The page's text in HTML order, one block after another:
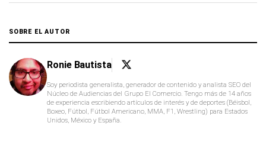
SOBRE EL AUTOR
Ronie Bautista
Soy periodista generalista, generador de contenido y analista SEO del
Núcleo de Audiencias del Grupo El Comercio. Tengo más de 14 años
de experiencia escribiendo artículos de interés y de deportes (Béisbol,
Boxeo, Fútbol, Fútbol Americano, MMA, F1, Wrestling) para Estados
Unidos, México y España.